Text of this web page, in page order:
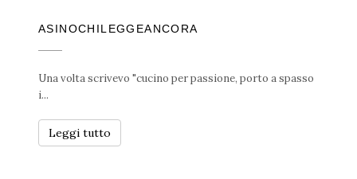
ASINOCHILEGGEANCORA
Una volta scrivevo "cucino per passione, porto a spasso
i...
Leggi tutto